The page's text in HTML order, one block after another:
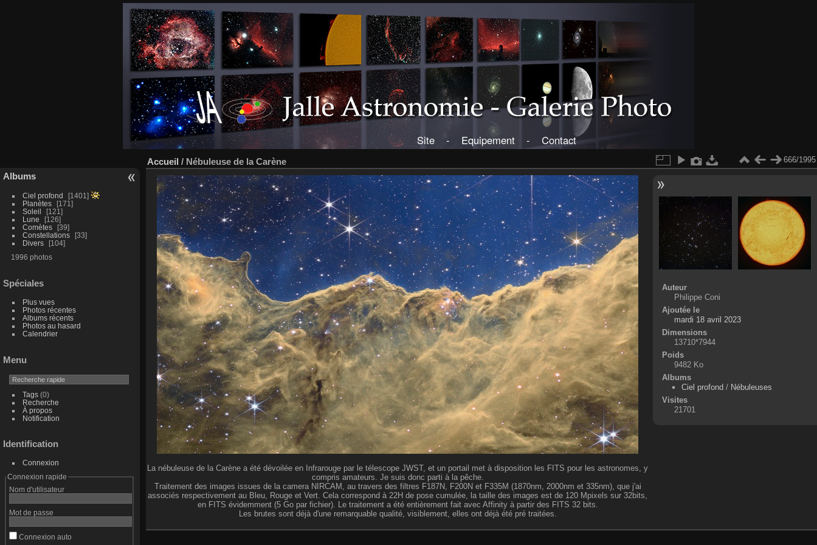
Site - Equipement - Contact
Albums
Ciel profond
1401
Planètes
171
Soleil
121
Lune
126
Comètes
39
Constellations
33
Divers
104
1996 photos
Spéciales
Plus vues
Photos récentes
Albums récents
Photos au hasard
Calendrier
Menu
Tags(0)
Recherche
À propos
Notification
Identification
Connexion
Connexion rapide
Nom d'utilisateur
Mot de passe
Connexion auto
Accueil / Nébuleuse de la Carène 666/1995
La nébuleuse de la Carène a été dévoilée en Infrarouge par le télescope JWST, et un portail met à disposition les FITS pour les astronomes, y
compris amateurs. Je suis donc parti à la pêche.
Traitement des images issues de la camera NIRCAM, au travers des filtres F187N, F200N et F335M (1870nm, 2000nm et 335nm), que j'ai
associés respectivement au Bleu, Rouge et Vert. Cela correspond à 22H de pose cumulée, la taille des images est de 120 Mpixels sur 32bits,
en FITS évidemment (5 Go par fichier). Le traitement a été entièrement fait avec Affinity à partir des FITS 32 bits.
Les brutes sont déjà d'une remarquable qualité, visiblement, elles ont déjà été pré traitées.
Auteur
Philippe Coni
Ajoutée le
mardi 18 avril 2023
Dimensions
13710*7944
Poids
9482 Ko
Albums
Ciel profond / Nébuleuses
Visites
21701